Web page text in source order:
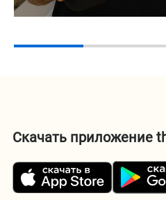
Скачать приложение